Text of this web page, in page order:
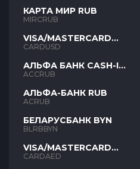
КАРТА МИР RUB
MIRCRUB
VISA/MASTERCARD
USD
CARDUSD
АЛЬФА БАНК CASH-IN
RUB
ACCRUB
АЛЬФА-БАНК RUB
ACRUB
БЕЛАРУСБАНК BYN
BLRBBYN
VISA/MASTERCARD
AED
CARDAED